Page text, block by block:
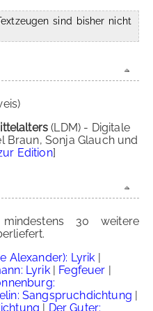
sind bisher nicht
(LDM) - Digitale
Braun, Sonja Glauch und
Edition]
30 weitere
Alexander): Lyrik |
Lyrik| Fegfeuer |
Sangspruchdichtung |
| Der Guter: